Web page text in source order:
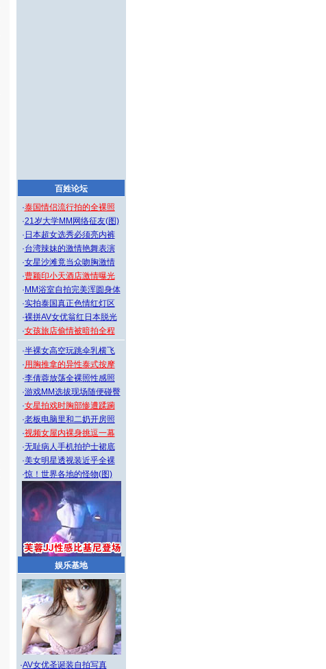
百姓论坛
·泰国情侣流行拍的全裸照
·21岁大学MM网络征友(图)
· 日本超女选秀必须亮内裤
·台湾辣妹的激情艳舞表演
·女星沙滩竟当众吻胸激情
·曹颖印小天酒店激情曝光
· MM浴室自拍完美浑圆身体
·实拍泰国真正色情红灯区
·裸拼AV女优翁红日本脱光
·女孩旅店偷情被暗拍全程
·半裸女高空玩跳伞乳横飞
·用胸推拿的异性泰式按摩
·李倩蓉放荡全裸照性感照
·游戏MM选拔现场随便碰臀
·女星拍戏时胸部惨遭蹂躏
·老板电脑里和二奶开房照
·视频女屋内裸身挑逗一幕
·无耻病人手机拍护士裙底
·美女明星透视装近乎全裸
·惊！世界各地的怪物(图)
娱乐基地
·AV女优圣诞装自拍写真